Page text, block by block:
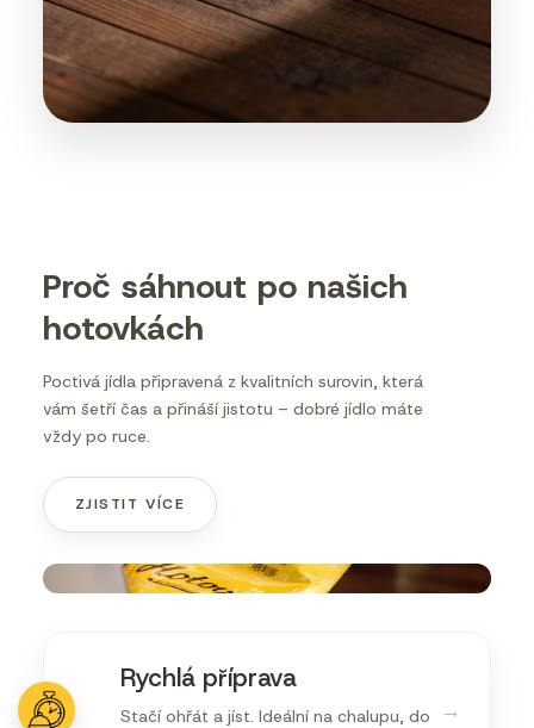
Proč sáhnout po našich
hotovkách
Poctivá jídla připravená z kvalitních surovin, která
vám šetří čas a přináší jistotu – dobré jídlo máte
vždy po ruce.
ZJISTIT VÍCE
→
Rychlá příprava
Stačí ohřát a jíst. Ideální na chalupu, do